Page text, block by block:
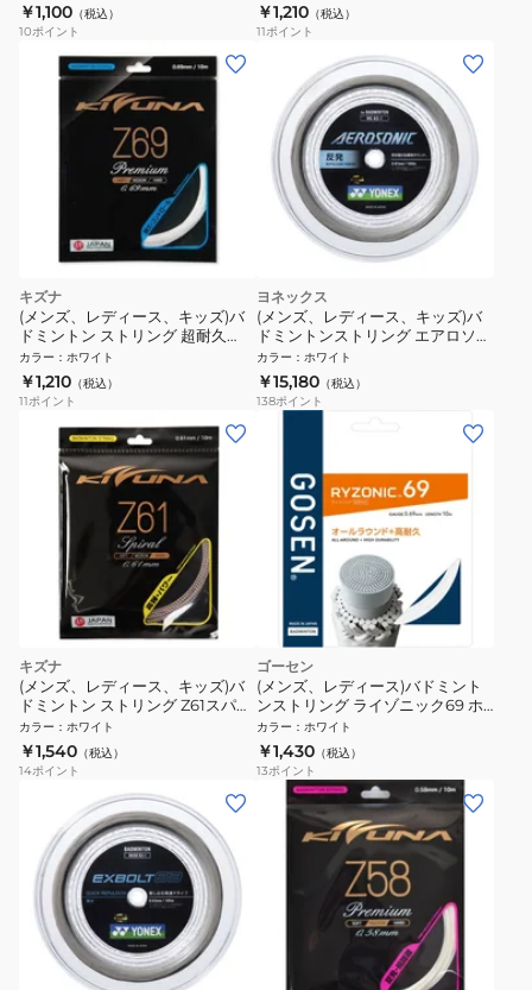
￥1,100 （税込）
10ポイント
￥1,210 （税込）
11ポイント
キズナ
(メンズ、レディース、キッズ)バ
ドミントン ストリング 超耐久
Z69 プレミアム WHT
カラー ： ホワイト
￥1,210 （税込）
11ポイント
ヨネックス
(メンズ、レディース、キッズ)バ
ドミントンストリング エアロソニ
ック 100M BGAS-1-011
カラー ： ホワイト
￥15,180 （税込）
138ポイント
キズナ
(メンズ、レディース、キッズ)バ
ドミントン ストリング Z61スパイ
ラル WHT
カラー ： ホワイト
￥1,540 （税込）
14ポイント
ゴーセン
(メンズ、レディース)バドミント
ンストリング ライゾニック69 ホ
ワイト BSRY69WH
カラー ： ホワイト
￥1,430 （税込）
13ポイント